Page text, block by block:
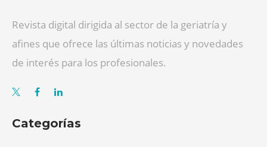
Revista digital dirigida al sector de la geriatría y
afines que ofrece las últimas noticias y novedades
de interés para los profesionales.
Categorías